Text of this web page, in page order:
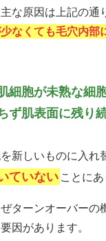
な原因は上記の通
なくても毛穴内部
細胞が未熟な細
ず肌表面に残り
新しいものに入れ
ていない ことにあ
ターンオーバーの
因があります。